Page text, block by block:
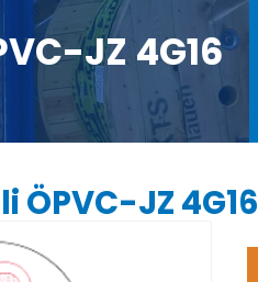
JZ 4G16
JZ 4G16